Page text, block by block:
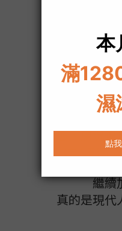
對現代人
每天只要1粒
再搭
體態、膚況很
（有人看得出
繼續
真的是現代